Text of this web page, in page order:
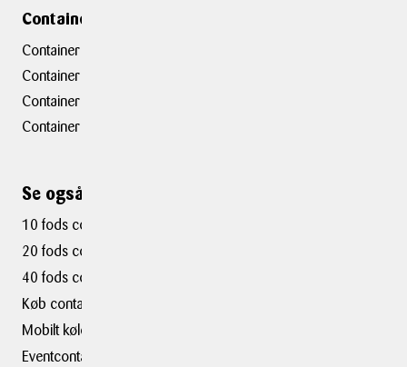
Containerafdelinger
Container hovedkontor
Container Hasselager
Container Kolding
Container Taastrup
Se også ...
10 fods container
20 fods container
40 fods container
Køb container
Mobilt kølerum
Eventcontainer